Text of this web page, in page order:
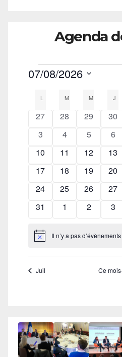
Agenda